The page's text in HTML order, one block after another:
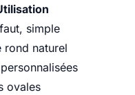
simple
rond naturel
ovales